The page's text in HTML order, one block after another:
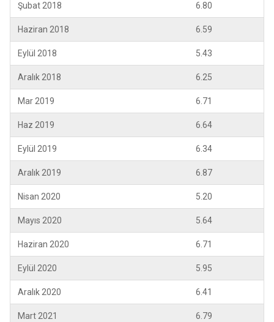
Şubat 2018 6.80
Haziran 2018 6.59
Eylül 2018 5.43
Aralık 2018 6.25
Mar 2019 6.71
Haz 2019 6.64
Eylül 2019 6.34
Aralık 2019 6.87
Nisan 2020 5.20
Mayıs 2020 5.64
Haziran 2020 6.71
Eylül 2020 5.95
Aralık 2020 6.41
Mart 2021 6.79